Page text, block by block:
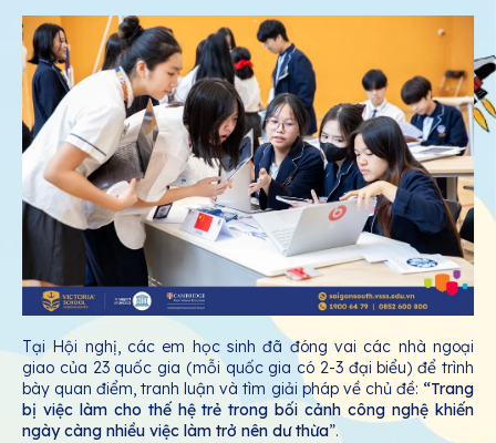
Tại Hội nghị, các em học sinh đã đóng vai các nhà ngoại
giao của 23 quốc gia (mỗi quốc gia có 2-3 đại biểu) để trình
bày quan điểm, tranh luận và tìm giải pháp về chủ đề: “Trang
bị việc làm cho thế hệ trẻ trong bối cảnh công nghệ khiến
ngày càng nhiều việc làm trở nên dư thừa”.